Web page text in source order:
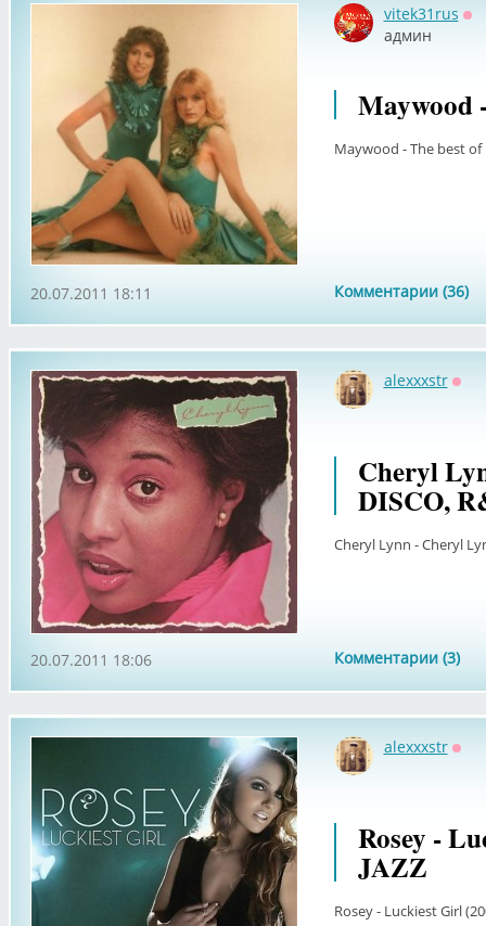
vitek31rus
админ
Maywood
Maywood - The best of
Комментарии (36)
20.07.2011 18:11
alexxxstr
Cheryl
DISCO,
Cheryl Lynn - Cheryl
Комментарии (3)
20.07.2011 18:06
alexxxstr
Rosey -
JAZZ
Rosey - Luckiest Girl